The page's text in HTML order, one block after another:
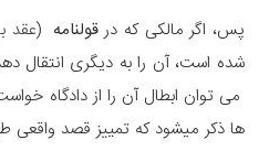
پس، اگر مالکی که درقولنامه (عقد
شده است، آن را به دیگری انتقال
می توان ابطال آن را از دادگاه
ها ذکر میشود که تمییز قصد واقعی